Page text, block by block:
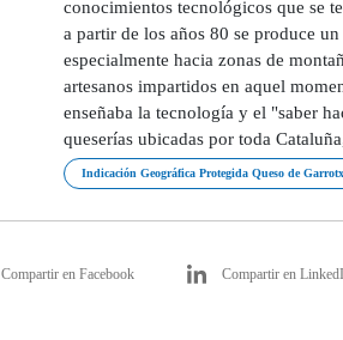
conocimientos tecnológicos que se
a partir de los años 80 se produce
especialmente hacia zonas de
artesanos impartidos en aquel
enseñaba la tecnología y el "saber
queserías ubicadas por toda
Indicación Geográfica Protegida Queso de
Compartir en Facebook Compartir en